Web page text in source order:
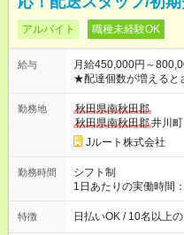
アルバイト 職種未経験OK
給与
月給450,000円～
★配達個数が増えると
ど！ ・主要都市エリア 月収55万円／週5日稼働 月収65万~112
万円／週6日稼働 ・地方郊外エリア 月収40万円／週5日稼働 月
収40万円~50万円／週6日稼働 ＜モデルイメー
円 (27歳男性/江東区在
(日休み) ■月収80万円(43歳男性/墨田区在住)※元営業 1日200個
勤務地
秋田県南秋田郡
秋田県南秋田郡井川町
Jルート株式会社
勤務時間
シフト制
1日あたりの実働時間
働8時間） ※週5日勤
よって時間外での勤
特徴 日払いOK / 10名以上